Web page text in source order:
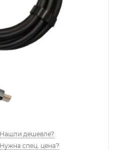
Нашли дешевле?
Нужна спец. цена?